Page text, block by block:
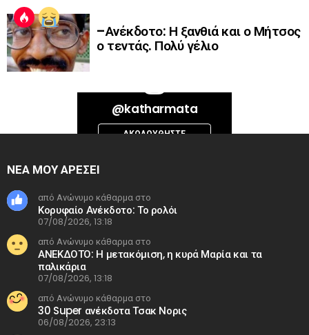
–Ανέκδοτο: Η ξανθιά και ο Μήτσος
ο τεντάς. Πολύ γέλιο
Thursday, 06-Aug-26 13:14:09 PDT. The current time is Friday, 07-Aug-
@katharmata
ΑΚΟΛΟΥΘΉΣΤΕ
ΝΕΑ ΜΟΥ ΑΡΕΣΕΙ
από Ανώνυμο κάθαρμα στο
Κορυφαίο Ανέκδοτο: Το ρολόι
07/08/2026, 13:18
από Ανώνυμο κάθαρμα στο
ΑΝΕΚΔΟΤΟ: Η μετακόμιση, η κυρά Μαρία και τα
παλικάρια
07/08/2026, 13:18
από Ανώνυμο κάθαρμα στο
30 Super ανέκδοτα Τσακ Νορις
06/08/2026, 23:13